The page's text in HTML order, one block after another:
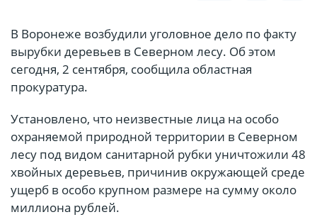
В Воронеже возбудили уголовное дело по факту
вырубки деревьев в Северном лесу. Об этом
сегодня, 2 сентября, сообщила областная
прокуратура.
Установлено, что неизвестные лица на особо
охраняемой природной территории в Северном
лесу под видом санитарной рубки уничтожили 48
хвойных деревьев, причинив окружающей среде
ущерб в особо крупном размере на сумму около
миллиона рублей.